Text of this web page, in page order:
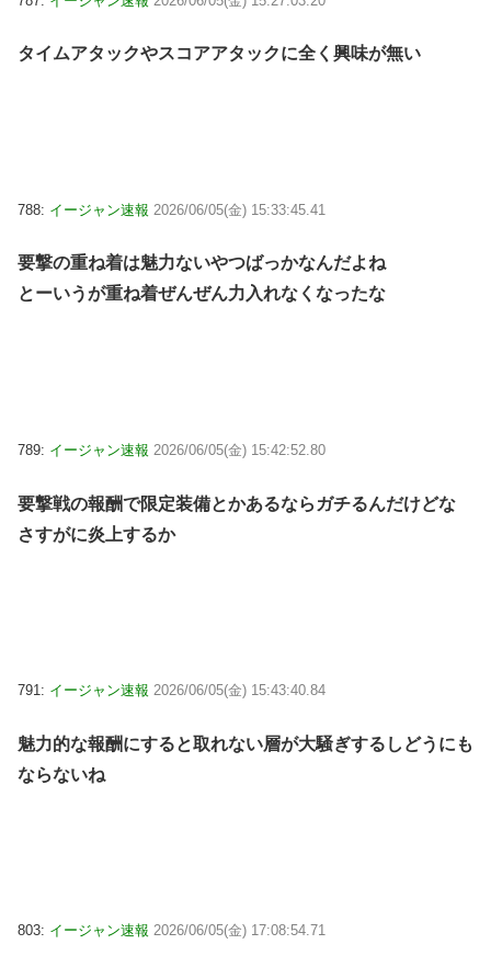
タイムアタックやスコアアタックに全く興味が無い
788: イージャン速報 2026/06/05(金) 15:33:45.41
要撃の重ね着は魅力ないやつばっかなんだよね
とーいうが重ね着ぜんぜん力入れなくなったな
789: イージャン速報 2026/06/05(金) 15:42:52.80
要撃戦の報酬で限定装備とかあるならガチるんだけどな
さすがに炎上するか
791: イージャン速報 2026/06/05(金) 15:43:40.84
魅力的な報酬にすると取れない層が大騒ぎするしどうにも
ならないね
803: イージャン速報 2026/06/05(金) 17:08:54.71